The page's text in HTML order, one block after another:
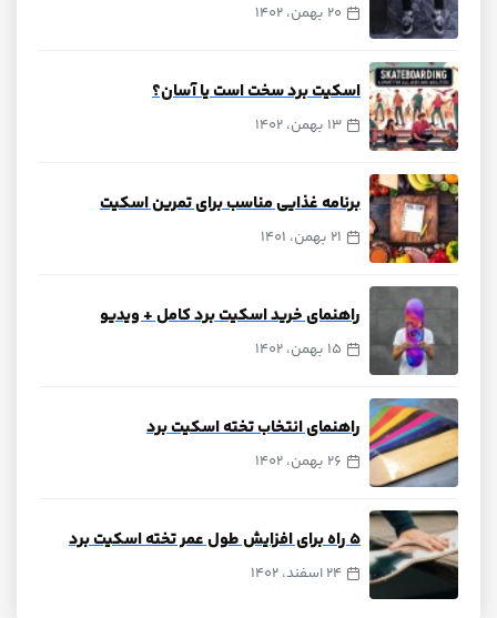
20 بهمن، 1402
اسکیت برد سخت است یا آسان؟
13 بهمن، 1402
برنامه غذایی مناسب برای تمرین اسکیت
21 بهمن، 1401
راهنمای خرید اسکیت برد کامل + ویدیو
15 بهمن، 1402
راهنمای انتخاب تخته اسکیت برد
26 بهمن، 1402
۵ راه برای افزایش طول عمر تخته اسکیت برد
24 اسفند، 1402